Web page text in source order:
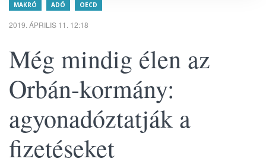
MAKRÓ ADÓ OECD
2019. ÁPRILIS 11. 12:18
Még mindig élen az
Orbán-kormány:
agyonadóztatják a
fizetéseket